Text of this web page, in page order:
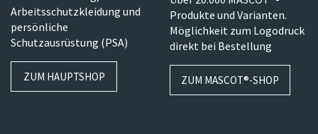
Arbeitsschutzkleidung und
persönliche
Schutzausrüstung (PSA)
ZUM HAUPTSHOP
Produkte und Varianten.
Möglichkeit zum Logodruck
direkt bei Bestellung
ZUM MASCOT®-SHOP